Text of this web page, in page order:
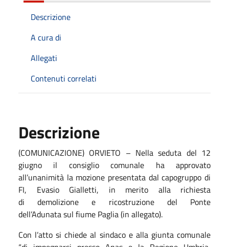
Descrizione
A cura di
Allegati
Contenuti correlati
Descrizione
(COMUNICAZIONE) ORVIETO – Nella seduta del 12
giugno il consiglio comunale ha approvato
all’unanimità la mozione presentata dal capogruppo di
FI, Evasio Gialletti, in merito alla richiesta
di demolizione e ricostruzione del Ponte
dell’Adunata sul fiume Paglia (in allegato).
Con l’atto si chiede al sindaco e alla giunta comunale